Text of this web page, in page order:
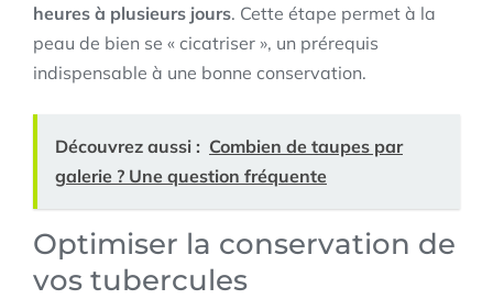
heures à plusieurs jours. Cette étape permet à la
peau de bien se « cicatriser », un prérequis
indispensable à une bonne conservation.
Découvrez aussi : Combien de taupes par
galerie ? Une question fréquente
Optimiser la conservation de
vos tubercules